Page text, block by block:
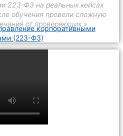
223-ФЗ на реальных кейсах
обучения провели сложную
от проверяющих.»
корпоративными
(223-ФЗ)